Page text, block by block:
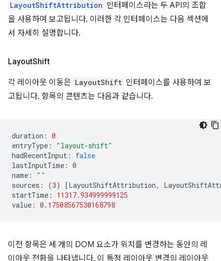
LayoutShiftAttribution 인터페이스라는 두 API의 조합
을 사용하여 보고됩니다. 이러한 각 인터페이스는 다음 섹션에
서 자세히 설명합니다.
LayoutShift
각 레이아웃 이동은 LayoutShift 인터페이스를 사용하여 보
고됩니다. 항목의 콘텐츠는 다음과 같습니다.
duration : 0
entryType :
"layout-shift"
hadRecentInput :
false
lastInputTime : 0
name :
""
sources : (3) [LayoutShiftAttribution,
startTime :
11317.934999999125
value : 0.17508567530168798
이전 항목은 세 개의 DOM 요소가 위치를 변경하는 동안의 레
이아웃 전환을 나타냅니다. 이 특정 레이아웃 변경의 레이아웃